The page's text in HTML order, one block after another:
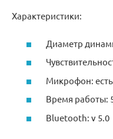
Характеристики:
Диаметр
Микрофон: есть
Время работы:
Bluetooth: v 5.0